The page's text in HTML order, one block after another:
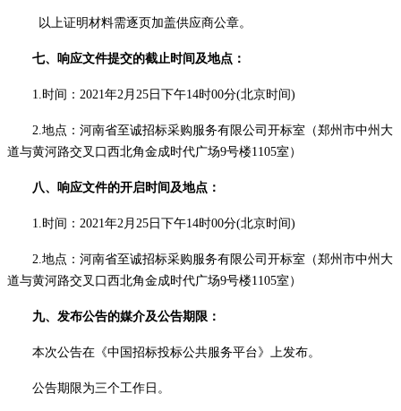
以上证明材料需逐页加盖供应商公章。
七、响应文件提交的截止时间及地点：
1.时间： 2021年2月 25 日 下午14时00分(北京时间)
2.地点：河南省至诚招标采购服务有限公司开标室（郑州市中州大
道与黄河路交叉口西北角金成时代广场9号楼1105室）
八、响应文件的开启时间及地点：
1.时间： 2021年2月 25 日 下午14时00分(北京时间)
2.地点：河南省至诚招标采购服务有限公司开标室（郑州市中州大
道与黄河路交叉口西北角金成时代广场9号楼1105室）
九、发布公告的媒介及公告期限：
本次公告在 《中国招标投标公共服务平台》上发布。
公告期限为三个工作日。